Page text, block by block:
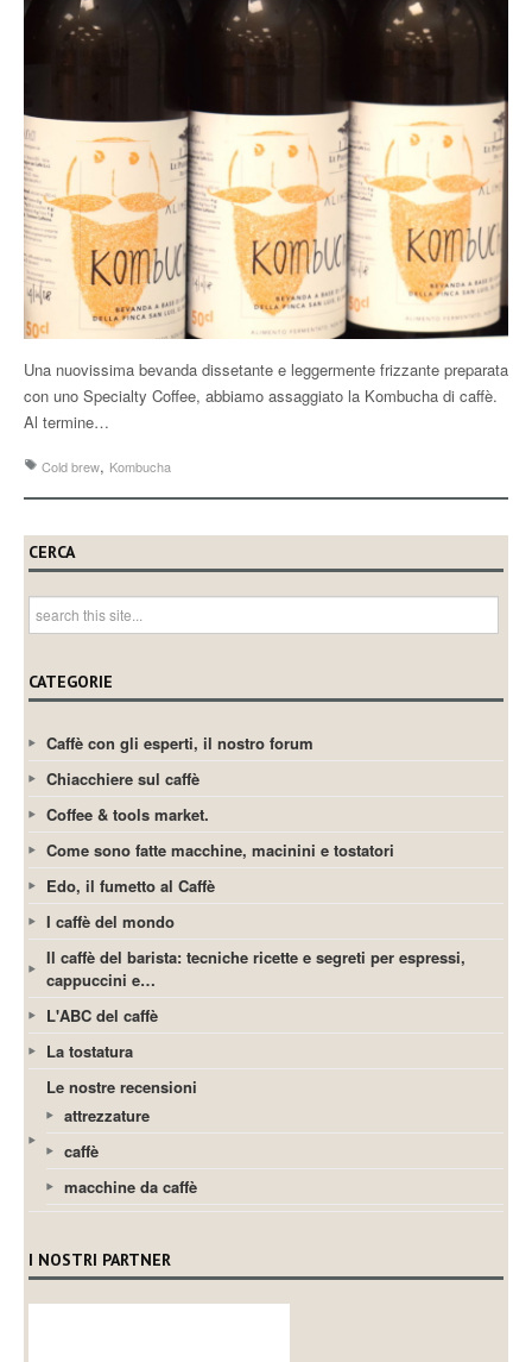
Una nuovissima bevanda dissetante e leggermente frizzante preparata
con uno Specialty Coffee, abbiamo assaggiato la Kombucha di caffè.
Al termine…
Cold brew, Kombucha
CERCA
CATEGORIE
Caffè con gli esperti, il nostro forum
Chiacchiere sul caffè
Coffee & tools market.
Come sono fatte macchine, macinini e tostatori
Edo, il fumetto al Caffè
I caffè del mondo
Il caffè del barista: tecniche ricette e segreti per espressi,
cappuccini e…
L'ABC del caffè
La tostatura
Le nostre recensioni
attrezzature
caffè
macchine da caffè
I NOSTRI PARTNER